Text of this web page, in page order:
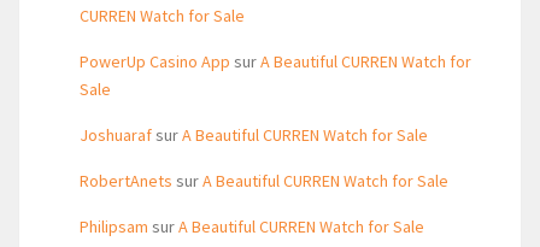
CURREN Watch for Sale
PowerUp Casino App surA Beautiful CURREN Watch for
Sale
JoshuarafsurA Beautiful CURREN Watch for Sale
RobertAnets surA Beautiful CURREN Watch for Sale
Philipsam surA Beautiful CURREN Watch for Sale